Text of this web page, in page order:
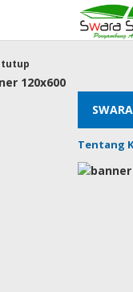
konten
Tentang
tutup